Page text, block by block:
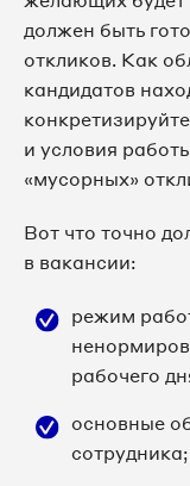
должен быть
откликов. Как
кандидатов
и условия
«мусорных»
Вот что точно
в вакансии:
режим
рабочего
основные
сотрудника;